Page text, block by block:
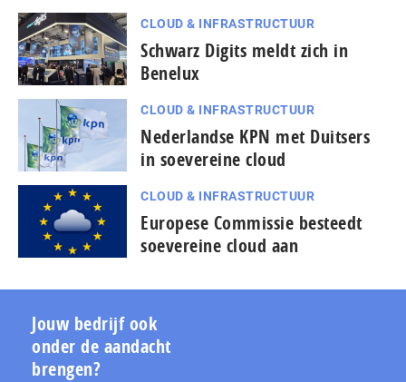
CLOUD & INFRASTRUCTUUR
Schwarz Digits meldt zich in
Benelux
CLOUD & INFRASTRUCTUUR
Nederlandse KPN met Duitsers
in soevereine cloud
CLOUD & INFRASTRUCTUUR
Europese Commissie besteedt
soevereine cloud aan
Jouw bedrijf ook
onder de aandacht
brengen?